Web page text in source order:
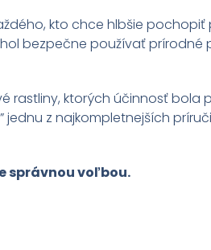
kto chce hlbšie pochopiť
bezpečne používať prírodné
rastliny, ktorých účinnosť bola
z najkompletnejších
správnou voľbou.